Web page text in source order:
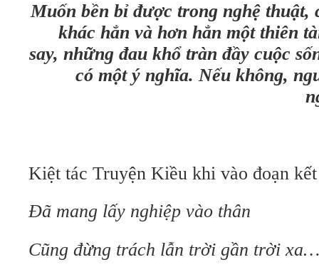
Muốn bền bỉ được trong nghệ thuật,
khác hẳn và hơn hẳn một thiên
say, những đau khổ tràn đầy cuộc
có một ý nghĩa. Nếu không,
Kiệt tác Truyện Kiều khi vào đoạn
Đã mang lấy nghiệp vào thân
Cũng đừng trách lẫn trời gần trời xa…